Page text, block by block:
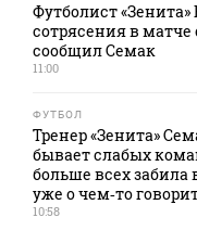
Футболист
сотрясения в матче
сообщил Семак
11:00
ФУТБОЛ
Тренер «Зенита»
бывает слабых
больше всех забила
уже о чем‑то
10:58